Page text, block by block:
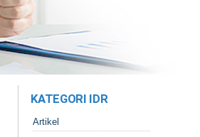
KATEGORI IDR
Artikel